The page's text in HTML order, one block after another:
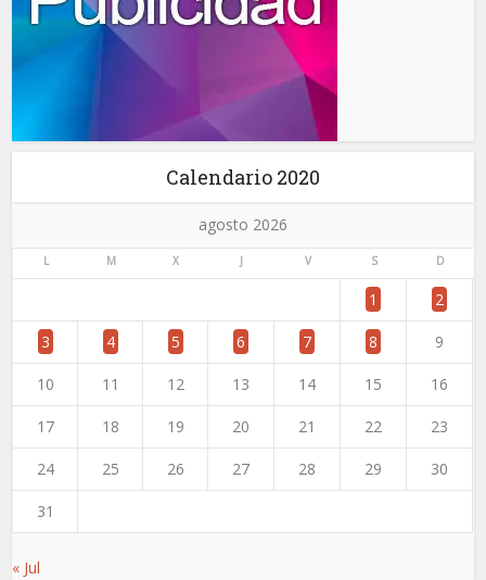
Calendario 2020
agosto 2026
L M X J V S D
1 2
3 4 5 6 7 8 9
10 11 12 13 14 15 16
17 18 19 20 21 22 23
24 25 26 27 28 29 30
31
« Jul